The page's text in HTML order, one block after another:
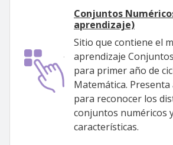
Conjuntos
aprendizaje)
Sitio que contiene el
aprendizaje
para primer año de
Matemática. Presenta
para reconocer los
conjuntos numéricos
características.